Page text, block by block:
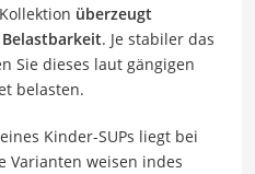
überzeugt
. Je stabiler das
Sie dieses laut gängigen
belasten.
Kinder-SUPs liegt bei
Varianten weisen indes